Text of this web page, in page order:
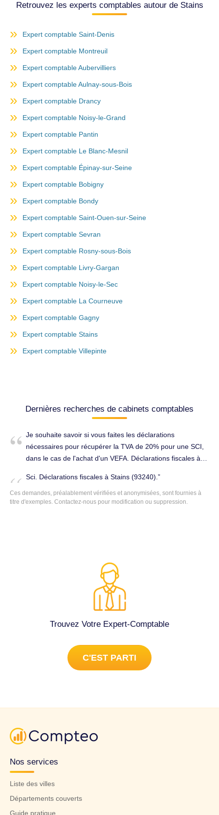
Retrouvez les experts comptables autour de Stains
Expert comptable Saint-Denis
Expert comptable Montreuil
Expert comptable Aubervilliers
Expert comptable Aulnay-sous-Bois
Expert comptable Drancy
Expert comptable Noisy-le-Grand
Expert comptable Pantin
Expert comptable Le Blanc-Mesnil
Expert comptable Épinay-sur-Seine
Expert comptable Bobigny
Expert comptable Bondy
Expert comptable Saint-Ouen-sur-Seine
Expert comptable Sevran
Expert comptable Rosny-sous-Bois
Expert comptable Livry-Gargan
Expert comptable Noisy-le-Sec
Expert comptable La Courneuve
Expert comptable Gagny
Expert comptable Stains
Expert comptable Villepinte
Dernières recherches de cabinets comptables
Je souhaite savoir si vous faites les déclarations
nécessaires pour récupérer la TVA de 20% pour une SCI,
dans le cas de l'achat d'un VEFA. Déclarations fiscales à
Sci. Déclarations fiscales à Stains (93240).
Ces demandes, préalablement vérifiées et anonymisées, sont fournies à
titre d'exemples. Contactez-nous pour modification ou suppression.
Trouvez Votre Expert-Comptable
C'EST PARTI
Nos services
Liste des villes
Départements couverts
Guide pratique